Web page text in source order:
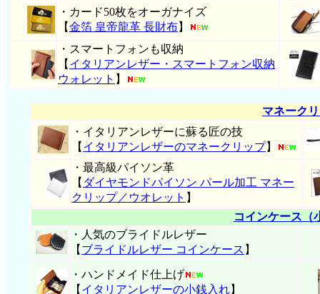
・カード50枚をオーガナイズ
【金箔 皇帝龍革 長財布】
・スマートフォンも収納
【 イタリアンレザー・スマートフォン収納
ウォレット 】
マネーク
・イタリアンレザーに蘇る匠の技
【 イタリアンレザーのマネークリップ】
・最高級パイソン革
【 ダイヤモンドパイソン パール加工 マネー
クリップ／ウオレット 】
コインケース（
・人気のブライドルレザー
【 ブライドルレザー コインケース 】
・ハンドメイド仕上げ
【 イタリアンレザーの小銭入れ】